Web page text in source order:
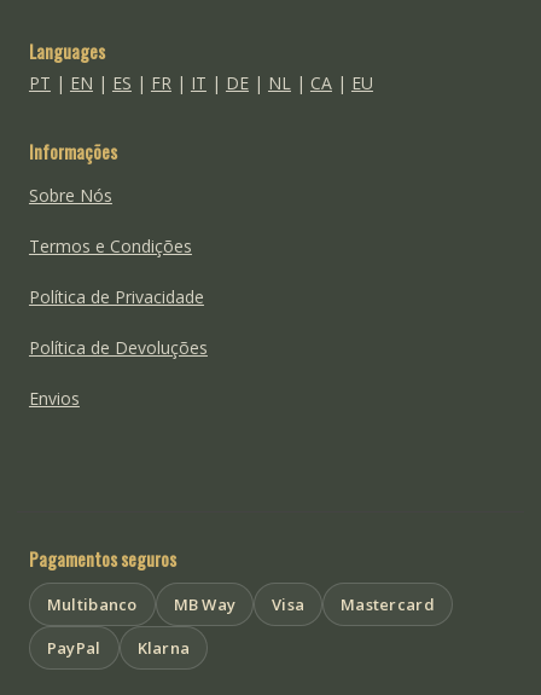
Languages
PT | EN | ES | FR| IT | DE| NL| CA| EU
Informações
Sobre Nós
Termos e Condições
Política de Privacidade
Política de Devoluções
Envios
Pagamentos seguros
Multibanco MB Way Visa
Mastercard
PayPal
Klarna